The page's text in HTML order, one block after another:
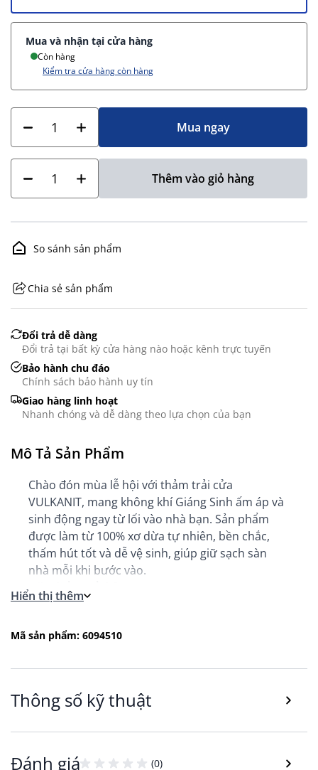
Mua và nhận tại cửa hàng
Còn hàng
Kiểm tra cửa hàng còn hàng
Mua ngay
Thêm vào giỏ hàng
So sánh sản phẩm
GHS07 - Advarsel
Chia sẻ sản phẩm
Đổi trả dễ dàng
Đổi trả tại bất kỳ cửa hàng nào hoặc kênh trực tuyến
Bảo hành chu đáo
Chính sách bảo hành uy tín
Giao hàng linh hoạt
Nhanh chóng và dễ dàng theo lựa chọn của bạn
Mô Tả Sản Phẩm
Chào đón mùa lễ hội với thảm trải cửa
VULKANIT, mang không khí Giáng Sinh ấm áp và
sinh động ngay từ lối vào nhà bạn. Sản phẩm
được làm từ 100% xơ dừa tự nhiên, bền chắc,
thấm hút tốt và dễ vệ sinh, giúp giữ sạch sàn
nhà mỗi khi bước vào.
Đặc điểm nổi bật:
Chất liệu:Mặt trước 100% xơ dừa, mặt sau bằng
sàn.
với hầu hết cửa ra vào.
Thiết kế:Họa tiết Giáng Sinh in trực tiếp, tạo
điểm nhấn lễ hội cho không gian.
Trọng lượng: Mặt trước 2726 g/m², mặt sau
Hiển thị thêm
Mã sản phẩm: 6094510
Thông số kỹ thuật
Đánh giá (0)